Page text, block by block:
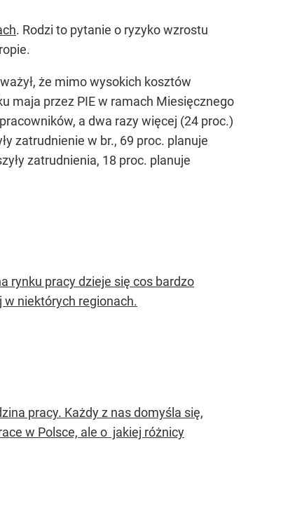
. Rodzi to pytanie o ryzyko wzrostu
że mimo wysokich kosztów
maja przez PIE w ramach Miesięcznego
a dwa razy więcej (24 proc.)
zatrudnienie w br., 69 proc. planuje
zatrudnienia, 18 proc. planuje
rynku pracy dzieje się cos bardzo
niektórych regionach.
pracy. Każdy z nas domyśla się,
w Polsce, ale o jakiej różnicy